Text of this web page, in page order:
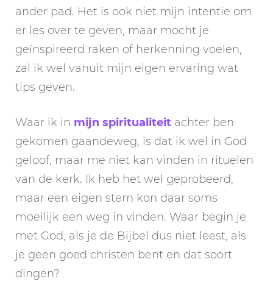
ander pad. Het is ook niet mijn intentie om
er les over te geven, maar mocht je
geïnspireerd raken of herkenning voelen,
zal ik wel vanuit mijn eigen ervaring wat
tips geven.
Waar ik in mijn spiritualiteit achter ben
gekomen gaandeweg, is dat ik wel in God
geloof, maar me niet kan vinden in rituelen
van de kerk. Ik heb het wel geprobeerd,
maar een eigen stem kon daar soms
moeilijk een weg in vinden. Waar begin je
met God, als je de Bijbel dus niet leest, als
je geen goed christen bent en dat soort
dingen?